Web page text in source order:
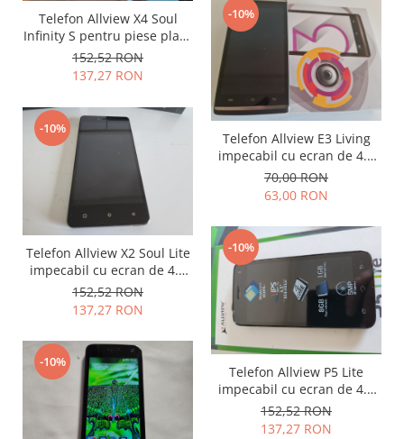
Lenovo
LG
Oppo
Samsung
Xiaomi
ZTE
Mufa incarcare
Lenovo
Nokia
Placi de baza
Telefon Allview X4 Soul
Infinity S pentru piese placa
si display
152,52 RON
137,27 RON
-10%
Telefon Allview E3 Living
impecabil cu ecran de 4.5
inch si 4G
70,00 RON
63,00 RON
-10%
Telefon Allview X2 Soul Lite
impecabil cu ecran de 4.5
inch si 4G
152,52 RON
137,27 RON
-10%
Telefon Allview P5 Lite
impecabil cu ecran de 4.5
inch si 4G
152,52 RON
137,27 RON
-10%